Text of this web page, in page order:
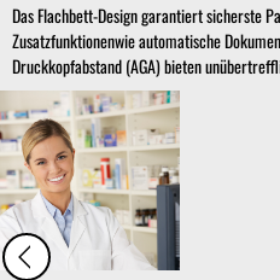
Das Flachbett-Design garantiert sicherste
Zusatzfunktionenwie automatische
Druckkopfabstand (AGA) bieten